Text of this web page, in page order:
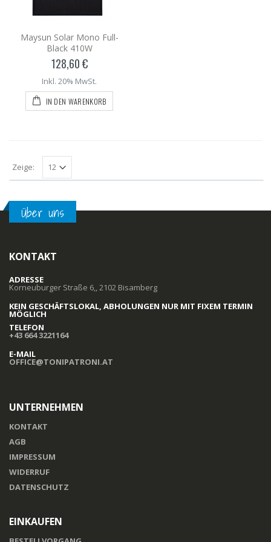
Maysun Solar Mono Full-
Black 410W
128,60 €
Inkl. 20% MwSt.
IN DEN WARENKORB
Zeige:
Über uns
KONTAKT
ADRESSE
Korneuburger Straße 6,, 2102 Bisamberg
KEIN GESCHÄFTSLOKAL, ABHOLUNGEN NUR MIT FIXEM TERMIN
MÖGLICH
TELEFON
+43 664 3221164
E-MAIL
OFFICE@TONIPATRONI.AT
UNTERNEHMEN
KONTAKT
AGB
IMPRESSUM
WIDERRUF
DATENSCHUTZ
EINKAUFEN